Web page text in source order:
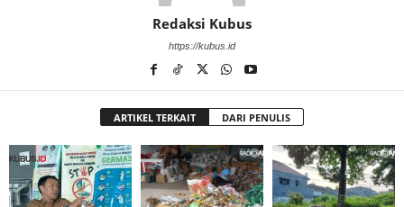
Redaksi Kubus
https://kubus.id
ARTIKEL TERKAIT DARI PENULIS